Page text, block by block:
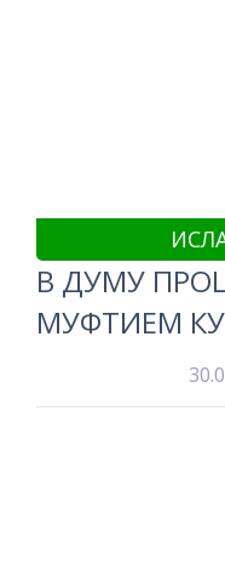
В ДУМУ
МУФТИЕМ